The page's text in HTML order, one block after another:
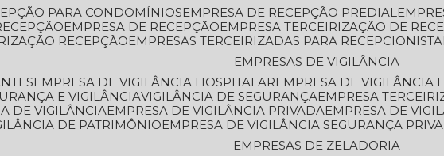
PARA CONDOMÍNIOS
EMPRESA DE RECEPÇÃO PREDIAL
EMPRESA DE RECEPÇÃO EMPRESA TERCEIRIZAÇÃO DE
RECEPÇÃO
EMPRESAS TERCEIRIZADAS PARA RECEPCIONISTA
EMPRESAS DE VIGILÂNCIA
EMPRESA DE VIGILÂNCIA HOSPITALAR
EMPRESA DE VIGILÂNCIA
E VIGILÂNCIA VIGILÂNCIA DE SEGURANÇA
EMPRESA
DE VIGILÂNCIA
EMPRESA DE VIGILÂNCIA PRIVADA
EMPRESA DE
DE PATRIMÔNIO
EMPRESA DE VIGILÂNCIA SEGURANÇA
EMPRESAS DE ZELADORIA